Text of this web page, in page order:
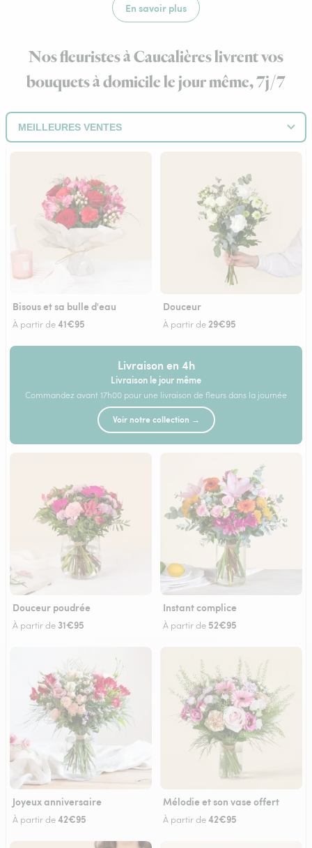
En savoir plus
Nos fleuristes à Caucalières livrent vos
bouquets à domicile le jour même, 7j/7
Bisous et sa bulle d'eau
À partir de41€95
Douceur
À partir de 29€95
Livraison en 4h
Livraison le jour même
Commandez avant 17h00 pour une livraison de fleurs dans la journée
Voir notre collection →
Douceur poudrée
À partir de 31€95
Instant complice
À partir de 52€95
Joyeux anniversaire
À partir de42€95
Mélodie et son vase offert
À partir de42€95